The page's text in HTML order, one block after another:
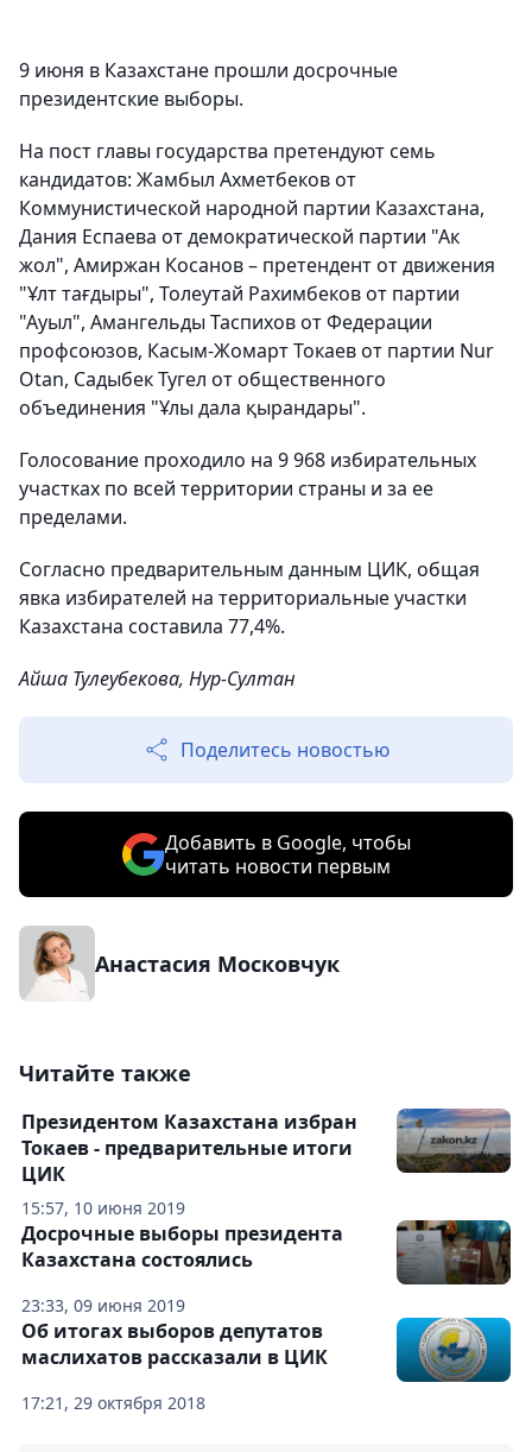
9 июня в Казахстане прошли досрочные
президентские выборы.
На пост главы государства претендуют семь
кандидатов: Жамбыл Ахметбеков от
Коммунистической народной партии Казахстана,
Дания Еспаева от демократической партии "Ак
жол", Амиржан Косанов – претендент от движения
"Ұлт тағдыры", Толеутай Рахимбеков от партии
"Ауыл", Амангельды Таспихов от Федерации
профсоюзов, Касым-Жомарт Токаев от партии Nur
Otan, Садыбек Тугел от общественного
объединения "Ұлы дала қырандары".
Голосование проходило на 9 968 избирательных
участках по всей территории страны и за ее
пределами.
Согласно предварительным данным ЦИК, общая
явка избирателей на территориальные участки
Казахстана составила 77,4%.
Айша Тулеубекова, Нур-Султан
Поделитесь новостью
Добавить в Google, чтобы
читать новости первым
Анастасия Московчук
Читайте также
15:57, 10 июня 2019
Президентом Казахстана избран
Токаев - предварительные итоги
ЦИК
23:33, 09 июня 2019
Досрочные выборы президента
Казахстана состоялись
17:21, 29 октября 2018
Об итогах выборов депутатов
маслихатов рассказали в ЦИК